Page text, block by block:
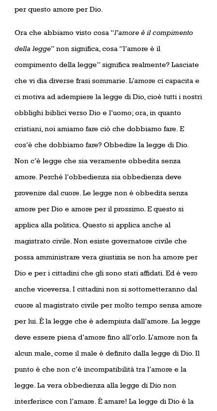
per questo amore per Dio.
Ora che abbiamo visto cosa “l’amore è il compimento
della legge” non significa, cosa “l’amore è il
compimento della legge” significa realmente? Lasciate
che vi dia diverse frasi sommarie. L’amore ci capacita e
ci motiva ad adempiere la legge di Dio, cioè tutti i nostri
obblighi biblici verso Dio e l’uomo; ora, in quanto
cristiani, noi amiamo fare ciò che dobbiamo fare. E
cos’è che dobbiamo fare? Obbedire la legge di Dio.
Non c’è legge che sia veramente obbedita senza
amore. Perché l’obbedienza sia obbedienza deve
provenire dal cuore. Le legge non è obbedita senza
amore per Dio e amore per il prossimo. E questo si
applica alla politica. Questo si applica anche al
magistrato civile. Non esiste governatore civile che
possa amministrare vera giustizia se non ha amore per
Dio e per i cittadini che gli sono stati affidati. Ed è vero
anche viceversa. I cittadini non si sottometteranno dal
cuore al magistrato civile per molto tempo senza amore
per lui. È la legge che è adempiuta dall’amore. La legge
deve essere piena d’amore fino all’orlo. L’amore non fa
alcun male, come il male è definito dalla legge di Dio. Il
punto è che non c’è incompatibilità tra l’amore e la
legge. La vera obbedienza alla legge di Dio non
interferisce con l’amare. È amare! La legge di Dio è la